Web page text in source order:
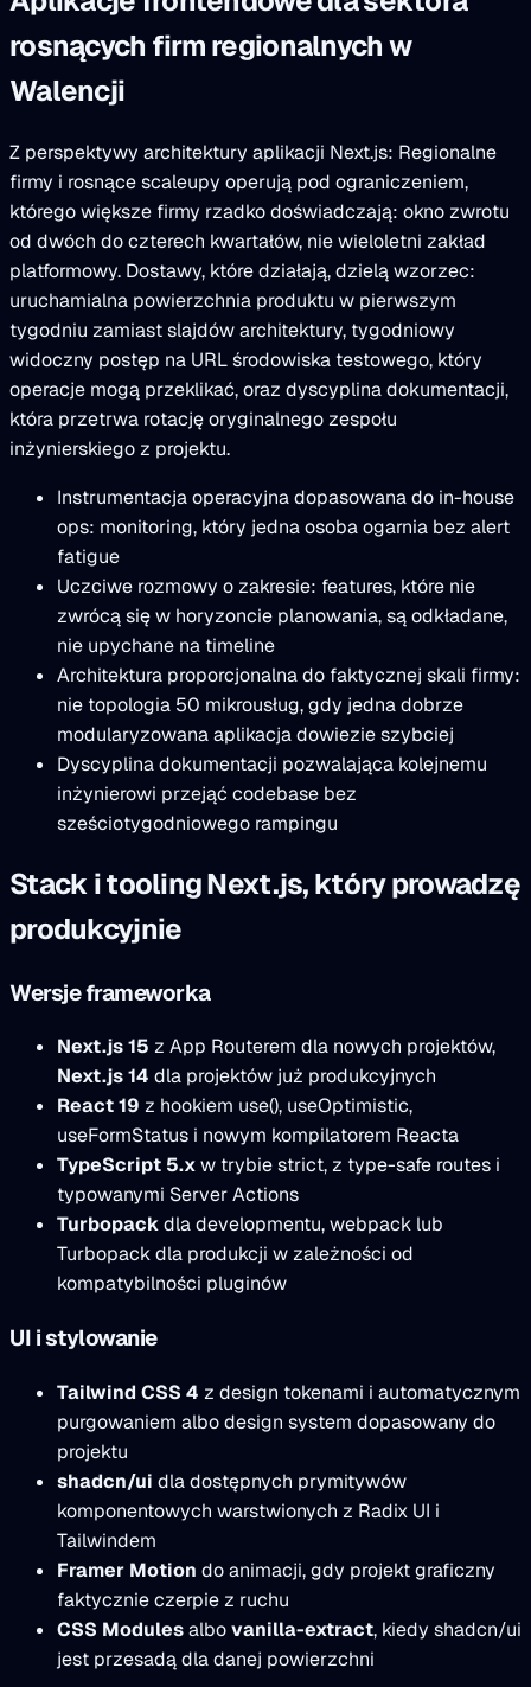
rosnących firm regionalnych w
Walencji
Z perspektywy architektury aplikacji Next.js: Regionalne
firmy i rosnące scaleupy operują pod ograniczeniem,
którego większe firmy rzadko doświadczają: okno zwrotu
od dwóch do czterech kwartałów, nie wieloletni zakład
platformowy. Dostawy, które działają, dzielą wzorzec:
uruchamialna powierzchnia produktu w pierwszym
tygodniu zamiast slajdów architektury, tygodniowy
widoczny postęp na URL środowiska testowego, który
operacje mogą przeklikać, oraz dyscyplina dokumentacji,
która przetrwa rotację oryginalnego zespołu
inżynierskiego z projektu.
Instrumentacja operacyjna dopasowana do in-house
ops: monitoring, który jedna osoba ogarnia bez alert
fatigue
Uczciwe rozmowy o zakresie: features, które nie
zwrócą się w horyzoncie planowania, są odkładane,
nie upychane na timeline
Architektura proporcjonalna do faktycznej skali firmy:
nie topologia 50 mikrousług, gdy jedna dobrze
modularyzowana aplikacja dowiezie szybciej
Dyscyplina dokumentacji pozwalająca kolejnemu
inżynierowi przejąć codebase bez
sześciotygodniowego rampingu
Stack i tooling Next.js, który prowadzę
produkcyjnie
Wersje frameworka
Next.js 15 z App Routerem dla nowych projektów,
Next.js 14 dla projektów już produkcyjnych
React 19 z hookiem use(), useOptimistic,
useFormStatus i nowym kompilatorem Reacta
TypeScript 5.xw trybie strict, z type-safe routes i
typowanymi Server Actions
Turbopackdla developmentu, webpack lub
Turbopack dla produkcji w zależności od
kompatybilności pluginów
UI i stylowanie
Tailwind CSS 4 z design tokenami i automatycznym
purgowaniem albo design system dopasowany do
projektu
shadcn/ui dla dostępnych prymitywów
komponentowych warstwionych z Radix UI i
Tailwindem
Framer Motion do animacji, gdy projekt graficzny
faktycznie czerpie z ruchu
CSS Modulesalbovanilla-extract, kiedy shadcn/ui
jest przesadą dla danej powierzchni